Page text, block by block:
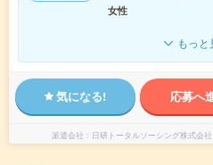
女性
もっと
気になる! 応募へ
派遣会社 日研トータルソーシング株式